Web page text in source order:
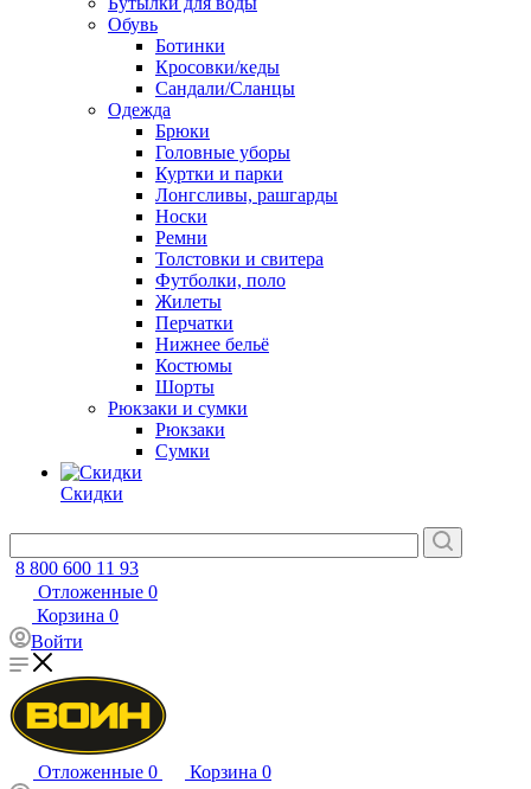
Обувь
Ботинки
Кросовки/кеды
Сандали/Сланцы
Одежда
Брюки
Головные уборы
Куртки и парки
Лонгсливы, рашгарды
Носки
Ремни
Толстовки и свитера
Футболки, поло
Жилеты
Перчатки
Нижнее бельё
Костюмы
Шорты
Рюкзаки и сумки
Рюкзаки
Сумки
Скидки
8 800 600 11 93
Отложенные 0
Корзина 0
Войти
Отложенные 0 Корзина 0